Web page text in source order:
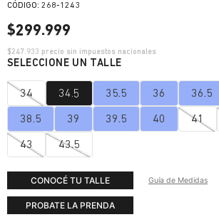
: 268-1243
$299.999
$247.933 precio sin impuestos nacionales
34 34.5 35.5 36 36.5
38.5 39 39.5 40 41
43 43.5
CONOCÉ TU TALLE Guía de Medidas
PROBATE LA PRENDA